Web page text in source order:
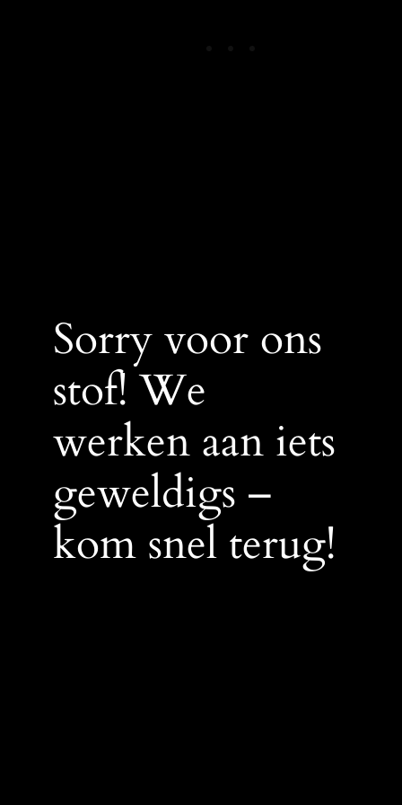
Sorry voor ons
stof! We
werken aan iets
geweldigs –
kom snel terug!